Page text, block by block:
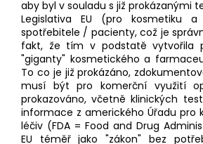
aby byl v souladu s již prokázanými
Legislativa EU (pro kosmetiku
spotřebitele / pacienty, což je
fakt, že tím v podstatě vytvořila
"giganty" kosmetického a
To co je již prokázáno,
musí být pro komerční využití
prokazováno, včetně klinických
informace z amerického Úřadu pro
léčiv (FDA = Food and Drug
EU téměř jako "zákon" bez
HLEDAT